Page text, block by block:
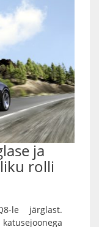
ja
rolli
le järglast.